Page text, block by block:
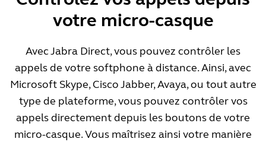
votre micro-casque
Avec Jabra Direct, vous pouvez contrôler les
appels de votre softphone à distance. Ainsi, avec
Microsoft Skype, Cisco Jabber, Avaya, ou tout autre
type de plateforme, vous pouvez contrôler vos
appels directement depuis les boutons de votre
micro-casque. Vous maîtrisez ainsi votre manière